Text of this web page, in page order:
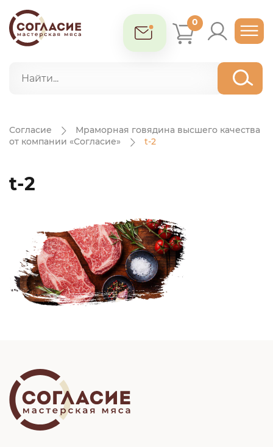
0
Согласие Мраморная говядина высшего качества
от компании «Согласие» t-2
t-2